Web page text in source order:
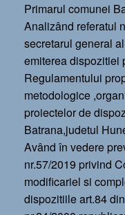
Primarul comunei
Analizând referatul
secretarul general
emiterea dispozitiei
Regulamentului
metodologice
proiectelor de
Batrana,judetul
Având în vedere
nr.57/2019 privind
modificariel si
dispozitiile art.84